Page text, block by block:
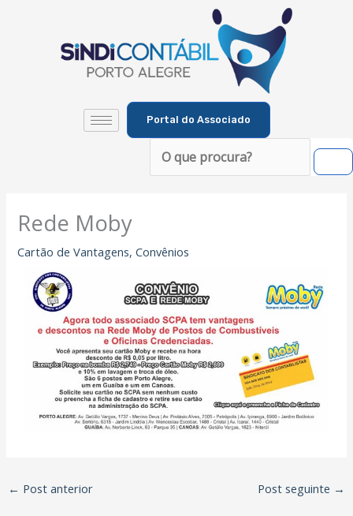
Portal do Associado
Pesquisar
Rede Moby
Cartão de Vantagens,Convênios
← Post anterior Post seguinte →